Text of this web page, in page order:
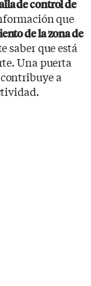
de control de
que
de la zona de
saber que está
Una puerta
a